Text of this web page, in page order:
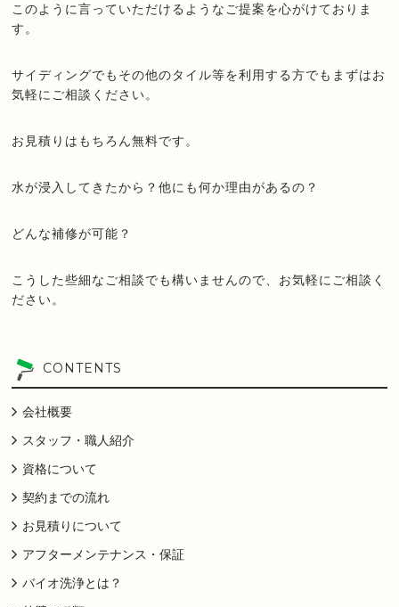
このように言っていただけるようなご提案を心がけておりま
す。
サイディングでもその他のタイル等を利用する方でもまずはお
気軽にご相談ください。
お見積りはもちろん無料です。
水が浸入してきたから？他にも何か理由があるの？
どんな補修が可能？
こうした些細なご相談でも構いませんので、お気軽にご相談く
ださい。
CONTENTS
会社概要
スタッフ・職人紹介
資格について
契約までの流れ
お見積りについて
アフターメンテナンス・保証
バイオ洗浄とは？